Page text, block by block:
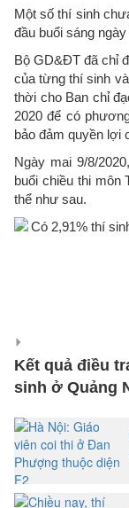
Một số thí sinh
đầu buổi sáng ngày
Bộ GD&ĐT đã chỉ
của từng thí sinh
thời cho Ban chỉ
2020 để có
bảo đảm quyền lợi
Ngày mai 9/8/
buổi chiều thi môn
thể như sau.
Kết quả điều
sinh ở Quảng